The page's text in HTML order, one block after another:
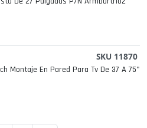
SKU 11870
Montaje En Pared Para Tv De 37 A 75"